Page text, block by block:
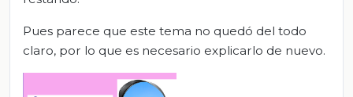
Pues parece que este tema no quedó del todo
claro, por lo que es necesario explicarlo de nuevo.